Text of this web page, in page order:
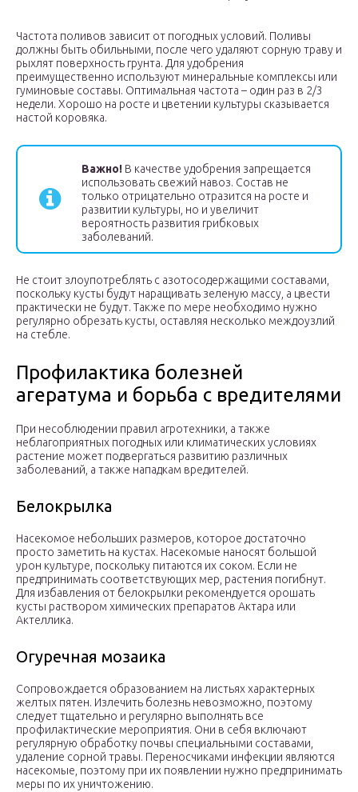
Частота поливов зависит от погодных условий. Поливы
должны быть обильными, после чего удаляют сорную траву и
рыхлят поверхность грунта. Для удобрения
преимущественно используют минеральные комплексы или
гуминовые составы. Оптимальная частота – один раз в 2/3
недели. Хорошо на росте и цветении культуры сказывается
настой коровяка.
Важно! В качестве удобрения запрещается
использовать свежий навоз. Состав не
только отрицательно отразится на росте и
развитии культуры, но и увеличит
вероятность развития грибковых
заболеваний.
Не стоит злоупотреблять с азотосодержащими составами,
поскольку кусты будут наращивать зеленую массу, а цвести
практически не будут. Также по мере необходимо нужно
регулярно обрезать кусты, оставляя несколько междоузлий
на стебле.
Профилактика болезней
агератума и борьба с вредителями
При несоблюдении правил агротехники, а также
неблагоприятных погодных или климатических условиях
растение может подвергаться развитию различных
заболеваний, а также нападкам вредителей.
Белокрылка
Насекомое небольших размеров, которое достаточно
просто заметить на кустах. Насекомые наносят большой
урон культуре, поскольку питаются их соком. Если не
предпринимать соответствующих мер, растения погибнут.
Для избавления от белокрылки рекомендуется орошать
кусты раствором химических препаратов Актара или
Актеллика.
Огуречная мозаика
Сопровождается образованием на листьях характерных
желтых пятен. Излечить болезнь невозможно, поэтому
следует тщательно и регулярно выполнять все
профилактические мероприятия. Они в себя включают
регулярную обработку почвы специальными составами,
удаление сорной травы. Переносчиками инфекции являются
насекомые, поэтому при их появлении нужно предпринимать
меры по их уничтожению.